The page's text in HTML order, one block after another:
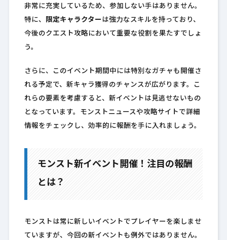
非常に充実しているため、参加しない手はありません。
特に、 限定キャラクター は強力なスキルを持っており、
今後のクエスト攻略において重要な役割を果たすでしょ
う。
さらに、このイベント期間中には特別なガチャも開催さ
れる予定で、新キャラ獲得のチャンスが広がります。こ
れらの要素を考慮すると、新イベントは見逃せないもの
となっています。モンストニュースや攻略サイトで詳細
情報をチェックし、効率的に報酬を手に入れましょう。
モンスト新イベント開催！注目の報酬
とは？
モンストは常に新しいイベントでプレイヤーを楽しませ
ていますが、今回の新イベントも例外ではありません。